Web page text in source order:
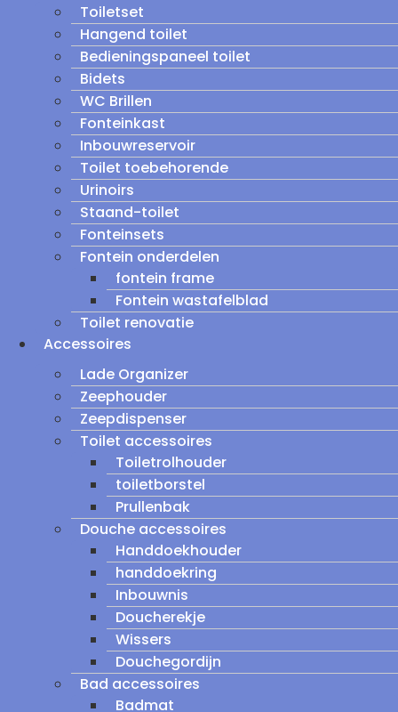
Toiletset
Hangend toilet
Bedieningspaneel toilet
Bidets
WC Brillen
Fonteinkast
Inbouwreservoir
Toilet toebehorende
Urinoirs
Staand-toilet
Fonteinsets
Fontein onderdelen
fontein frame
Fontein wastafelblad
Toilet renovatie
Accessoires
Lade Organizer
Zeephouder
Zeepdispenser
Toilet accessoires
Toiletrolhouder
toiletborstel
Prullenbak
Douche accessoires
Handdoekhouder
handdoekring
Inbouwnis
Doucherekje
Wissers
Douchegordijn
Bad accessoires
Badmat